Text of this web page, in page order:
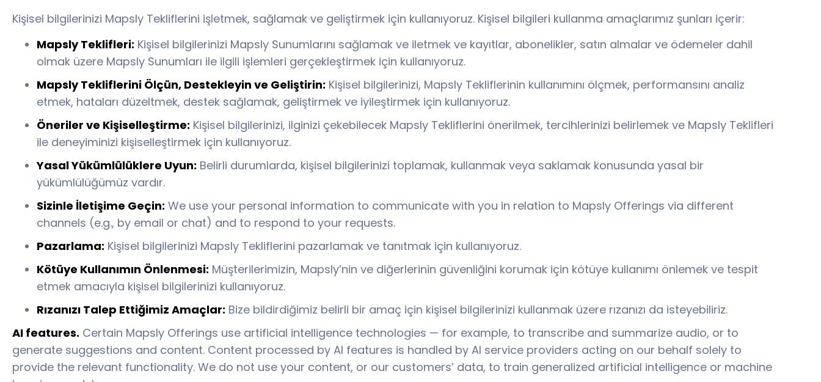
Kişisel bilgilerinizi Mapsly Tekliflerini işletmek, sağlamak ve geliştirmek için kullanıyoruz. Kişisel bilgileri kullanma amaçlarımız şunları içerir:
Mapsly Teklifleri: Kişisel bilgilerinizi Mapsly Sunumlarını sağlamak ve iletmek ve kayıtlar, abonelikler, satın almalar ve ödemeler dahil
olmak üzere Mapsly Sunumları ile ilgili işlemleri gerçekleştirmek için kullanıyoruz.
Mapsly Tekliflerini Ölçün, Destekleyin ve Geliştirin: Kişisel bilgilerinizi, Mapsly Tekliflerinin kullanımını ölçmek, performansını analiz
etmek, hataları düzeltmek, destek sağlamak, geliştirmek ve iyileştirmek için kullanıyoruz.
Öneriler ve Kişiselleştirme: Kişisel bilgilerinizi, ilginizi çekebilecek Mapsly Tekliflerini önerilmek, tercihlerinizi belirlemek ve Mapsly Teklifleri
ile deneyiminizi kişiselleştirmek için kullanıyoruz.
Yasal Yükümlülüklere Uyun: Belirli durumlarda, kişisel bilgilerinizi toplamak, kullanmak veya saklamak konusunda yasal bir
yükümlülüğümüz vardır.
Sizinle İletişime Geçin: We use your personal information to communicate with you in relation to Mapsly Offerings via different
channels (e.g., by email or chat) and to respond to your requests.
Pazarlama: Kişisel bilgilerinizi Mapsly Tekliflerini pazarlamak ve tanıtmak için kullanıyoruz.
Kötüye Kullanımın Önlenmesi: Müşterilerimizin, Mapsly’nin ve diğerlerinin güvenliğini korumak için kötüye kullanımı önlemek ve tespit
etmek amacıyla kişisel bilgilerinizi kullanıyoruz.
Rızanızı Talep Ettiğimiz Amaçlar: Bize bildirdiğimiz belirli bir amaç için kişisel bilgilerinizi kullanmak üzere rızanızı da isteyebiliriz.
AI features. Certain Mapsly Offerings use artificial intelligence technologies — for example, to transcribe and summarize audio, or to
generate suggestions and content. Content processed by AI features is handled by AI service providers acting on our behalf solely to
provide the relevant functionality. We do not use your content, or our customers’ data, to train generalized artificial intelligence or machine